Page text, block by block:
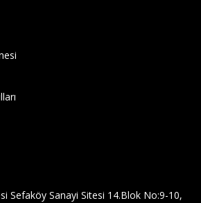
Sefaköy Sanayi Sitesi 14.Blok No:9-10,